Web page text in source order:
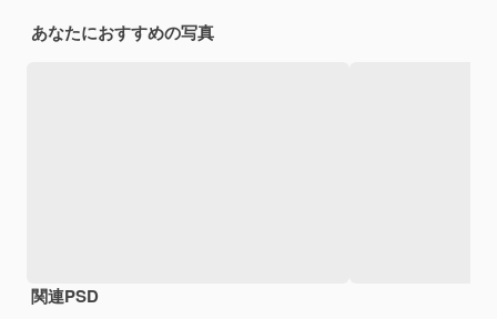
あなたにおすすめの写真
関連PSD